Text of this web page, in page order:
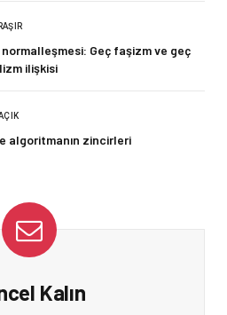
normalleşmesi: Geç faşizm ve geç
ilişkisi
algoritmanın zincirleri
Kalın